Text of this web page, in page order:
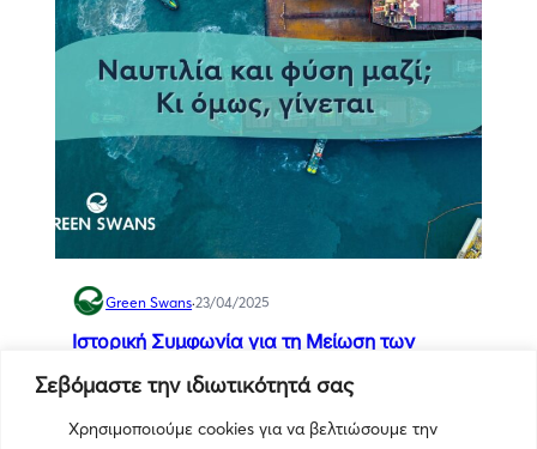
Σεβόμαστε την ιδιωτικότητά σας
Χρησιμοποιούμε cookies για να βελτιώσουμε την
Green Swans·23/04/2025
Ιστορική Συμφωνία για τη Μείωση των
την Πράσινη Μετάβαση​